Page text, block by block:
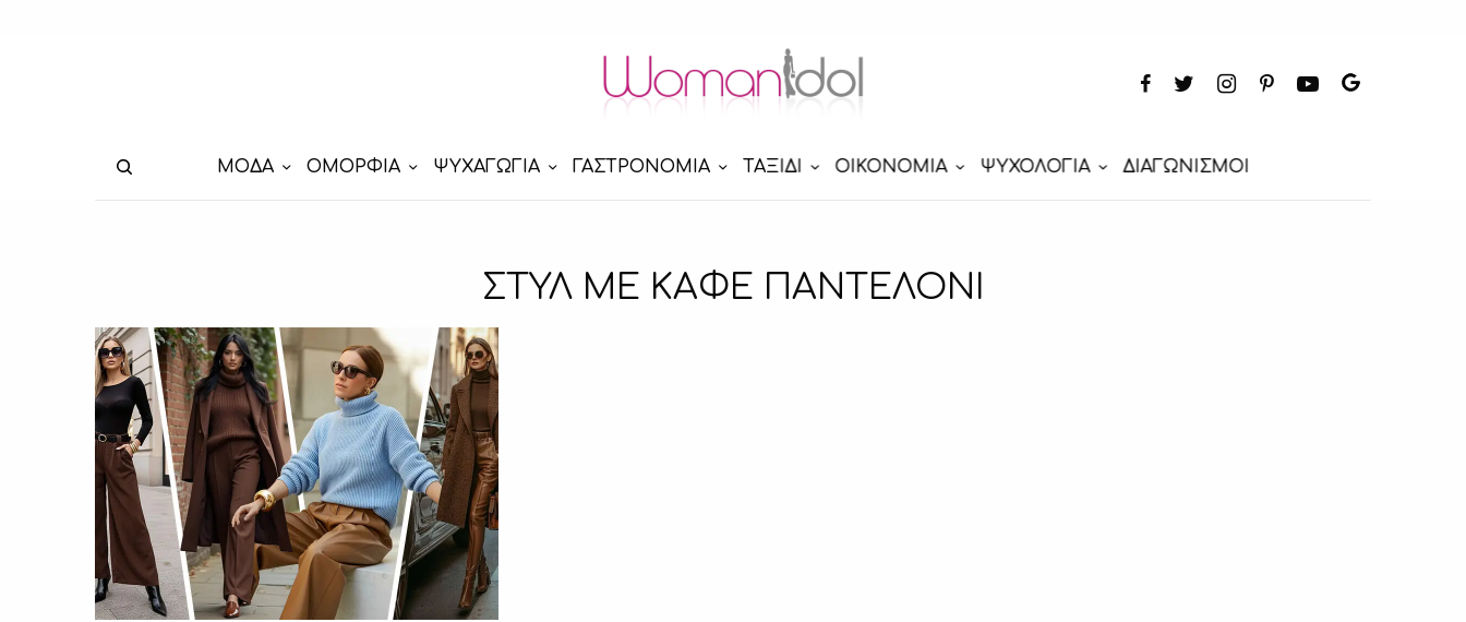
ΜΟΔΑ ΟΜΟΡΦΙΑ ΨΥΧΑΓΩΓΙΑ ΓΑΣΤΡΟΝΟΜΙΑ ΤΑΞΙΔΙ ΟΙΚΟΝΟΜΙΑ ΨΥΧΟΛΟΓΙΑ ΔΙΑΓΩΝΙΣΜΟΙ
ΣΤΥΛ ΜΕ ΚΑΦΕ ΠΑΝΤΕΛΟΝΙ